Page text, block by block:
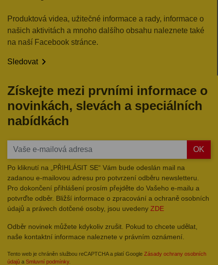
Produktová videa, užitečné informace a rady, informace o
našich aktivitách a mnoho dalšího obsahu naleznete také
na naší Facebook stránce.
Sledovat
Získejte mezi prvními informace o
novinkách, slevách a speciálních
nabídkách
OK
Po kliknutí na „PŘIHLÁSIT SE“ Vám bude odeslán mail na
zadanou e-mailovou adresu pro potvrzení odběru newsletteru.
Pro dokončení přihlášení prosím přejděte do Vašeho e-mailu a
potvrďte odběr. Bližší informace o zpracování a ochraně osobních
údajů a právech dotčené osoby, jsou uvedeny ZDE
Odběr novinek můžete kdykoliv zrušit. Pokud to chcete udělat,
naše kontaktní informace naleznete v právním oznámení.
Tento web je chráněn službou reCAPTCHA a platí Google Zásady ochrany osobních
údajů a Smluvní podmínky.